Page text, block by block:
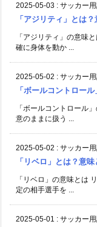
2025-05-03 : サッカー
「アジリティ」とは
「アジリティ」の意味
確に身体を動か ...
2025-05-02 : サッカー
「ボールコントロー
「ボールコントロール
意のままに扱う ...
2025-05-02 : サッカー
「リベロ」とは？意
「リベロ」の意味とは
定の相手選手を ...
2025-05-01 : サッカー